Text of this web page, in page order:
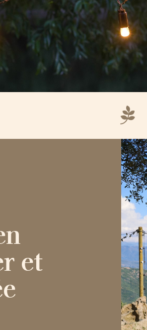
et